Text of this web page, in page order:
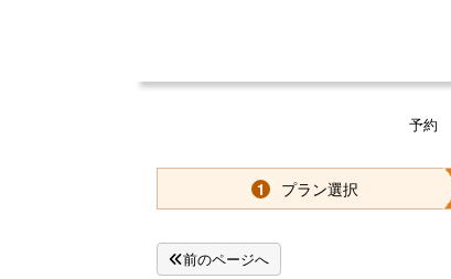
予約
1 プラン選択
前のページへ